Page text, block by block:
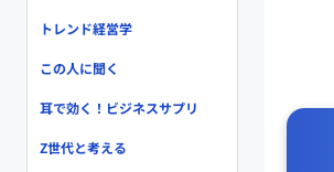
トレンド経営学
この人に聞く
耳で効く！ビジネスサプリ
Z世代と考える